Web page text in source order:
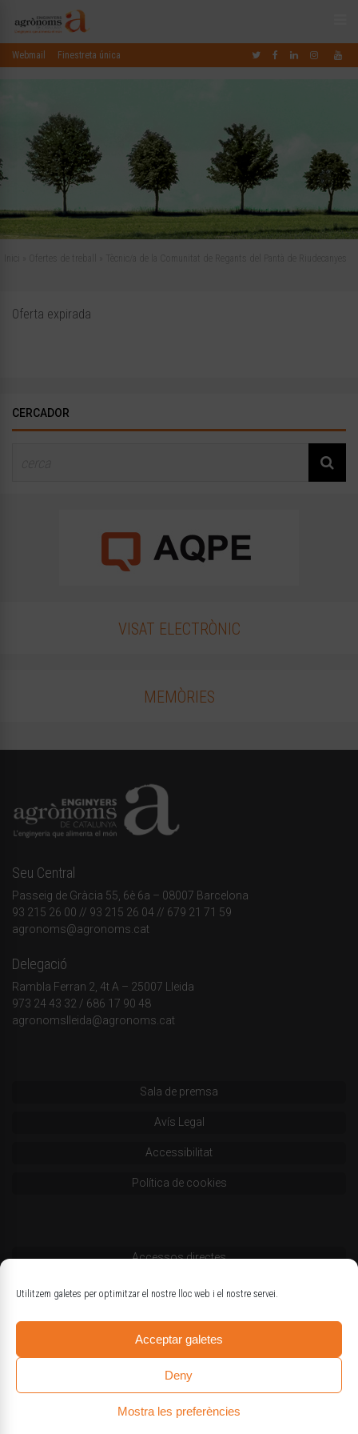
Utilitzem galetes per optimitzar el nostre lloc web i el nostre servei.
Acceptar galetes
Deny
Mostra les preferències
Webmail Finestreta única
Oferta expirada
CERCADOR
VISAT ELECTRÒNIC
MEMÒRIES
Seu Central
Passeig de Gràcia 55, 6è 6a – 08007 Barcelona
93 215 26 00 // 93 215 26 04 // 679 21 71 59
agronoms@agronoms.cat
Delegació
Rambla Ferran 2, 4t A – 25007 Lleida
973 24 43 32 / 686 17 90 48
agronomslleida@agronoms.cat
Sala de premsa
Avís Legal
Accessibilitat
Política de cookies
Accessos directes
Codi deontològic
Logotips oficials